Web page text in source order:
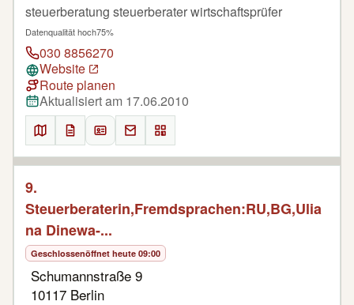
steuerberatung steuerberater wirtschaftsprüfer
Datenqualität hoch75%
030 8856270
Website
Route planen
Aktualisiert am 17.06.2010
9.
Steuerberaterin,Fremdsprachen:RU,BG,Ulia
na Dinewa-...
Geschlossenöffnet heute 09:00
Schumannstraße 9
10117 Berlin